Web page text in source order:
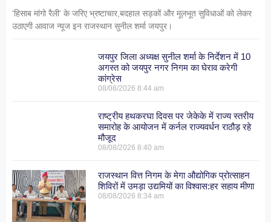
‘हिसाब मांगो रैली’ के जरिए भ्रष्टाचार,बदहाल सड़कों और मूलभूत सुविधाओं को लेकर
उठाएगी आवाज न्यूज इन राजस्थान सुनील शर्मा जयपुर।
जयपुर जिला अध्यक्ष सुनील शर्मा के निर्देशन में 10
अगस्त को जयपुर नगर निगम का घेराव करेगी
कांग्रेस
08/08/20268:44 am
राष्ट्रीय हथकरघा दिवस पर जेकेके में राज्य स्तरीय
समारोह के आयोजन में कर्नल राज्यवर्धन राठौड़ रहे
मौजूद
08/08/20268:40 am
राजस्थान वित्त निगम के मेगा औद्योगिक प्रोत्साहन
शिविरों में उमड़ा उद्यमियों का विश्वास:हर सहाय मीणा
08/08/20268:34 am